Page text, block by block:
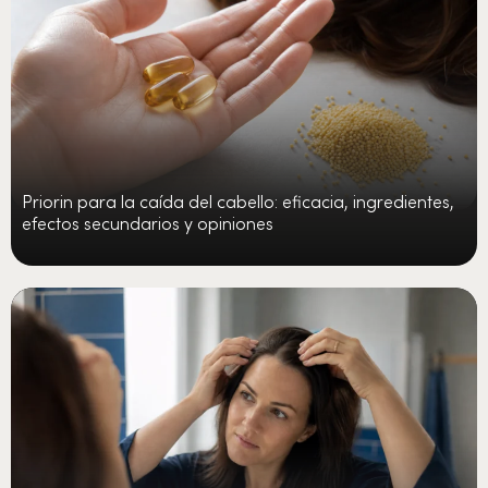
Priorin para la caída del cabello: eficacia, ingredientes,
efectos secundarios y opiniones